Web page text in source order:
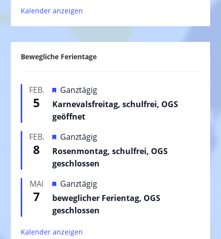
Kalender anzeigen
Bewegliche Ferientage
FEB.
5
H
e
r
o
r
g
h
o
b
Ganztägig
Karnevalsfreitag, schulfrei, OGS
geöffnet
FEB.
8
H
e
r
o
r
g
h
Ganztägig
Rosenmontag, schulfrei, OGS
geschlossen
MAI
7
H
e
r
o
Ganztägig
beweglicher Ferientag, OGS
geschlossen
Kalender anzeigen